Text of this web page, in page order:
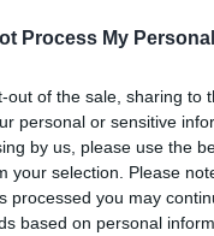
Process My
out of the sale, sharing to
personal or sensitive
by us, please use the
your selection. Please
processed you may
based on personal